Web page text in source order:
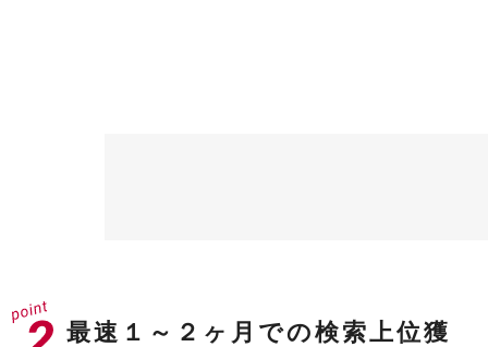
最速１～２ヶ月での検索上位獲